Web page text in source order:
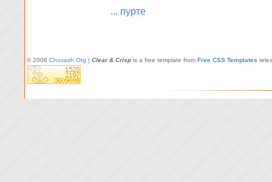
... пурте
© 2008 Chuvash.Org | Clear & Crisp is a free template from Free CSS Templates